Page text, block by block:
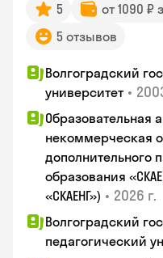
5 от 1090 ₽
5 отзывов
Волгоградский
университет •
Образовательная
некоммерческая
дополнительного
образования
«СКАЕНГ») • 2026 г.
Волгоградский
педагогический